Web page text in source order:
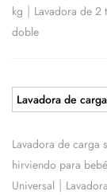
kg | Lavadora de 2
doble
Lavadora de
Lavadora de carga
hirviendo para bebé
Universal |